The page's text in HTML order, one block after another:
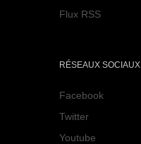
Flux RSS
RÉSEAUX SOCIAUX
Facebook
Twitter
Youtube